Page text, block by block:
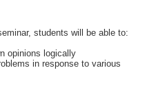
students will be able to:
opinions logically
in response to various